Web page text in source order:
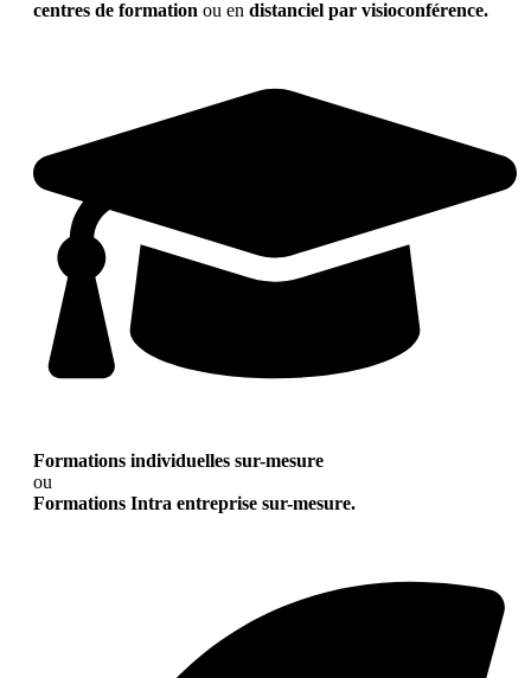
centres de formation ou en distanciel par visioconférence.
Formations individuelles sur-mesure
ou
Formations Intra entreprise sur-mesure.